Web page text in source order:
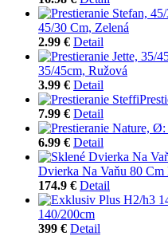
45/30 Cm, Zelená
2.99 € Detail
35/45cm, Ružová
3.99 € Detail
7.99 € Detail
6.99 € Detail
Dvierka Na Vaňu 80 Cm
174.9 € Detail
140/200cm
399 € Detail